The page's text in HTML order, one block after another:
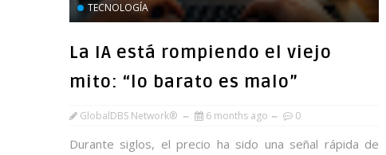
TECNOLOGÍA
La IA está rompiendo el viejo
mito: “lo barato es malo”
GlobalDBS Network® 6 months ago 0
Durante siglos, el precio ha sido una señal rápida de